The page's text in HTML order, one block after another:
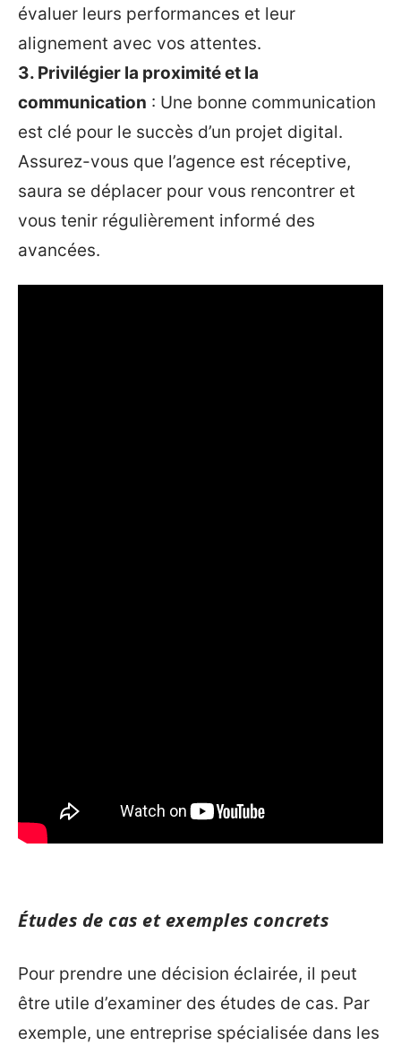
évaluer leurs performances et leur
alignement avec vos attentes.
3. Privilégier la proximité et la
communication : Une bonne communication
est clé pour le succès d’un projet digital.
Assurez-vous que l’agence est réceptive,
saura se déplacer pour vous rencontrer et
vous tenir régulièrement informé des
avancées.
Études de cas et exemples concrets
Pour prendre une décision éclairée, il peut
être utile d’examiner des études de cas. Par
exemple, une entreprise spécialisée dans les